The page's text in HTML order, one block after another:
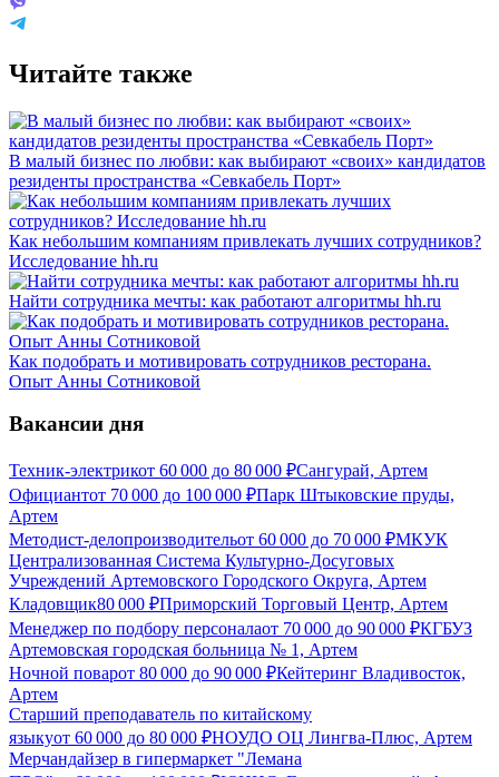
Читайте также
В малый бизнес по любви: как выбирают «своих» кандидатов
резиденты пространства «Севкабель Порт»
Как небольшим компаниям привлекать лучших сотрудников?
Исследование hh.ru
Найти сотрудника мечты: как работают алгоритмы hh.ru
Как подобрать и мотивировать сотрудников ресторана.
Опыт Анны Сотниковой
Вакансии дня
Техник-электрикот 60 000 до 80 000 ₽Сангурай, Артем
Официантот 70 000 до 100 000 ₽Парк Штыковские пруды,
Артем
Методист-делопроизводительот 60 000 до 70 000 ₽МКУК
Централизованная Система Культурно-Досуговых
Учреждений Артемовского Городского Округа, Артем
Кладовщик80 000 ₽Приморский Торговый Центр, Артем
Менеджер по подбору персоналаот 70 000 до 90 000 ₽КГБУЗ
Артемовская городская больница № 1, Артем
Ночной поварот 80 000 до 90 000 ₽Кейтеринг Владивосток,
Артем
Старший преподаватель по китайскому
языкуот 60 000 до 80 000 ₽НОУДО ОЦ Лингва-Плюс, Артем
Мерчандайзер в гипермаркет "Лемана